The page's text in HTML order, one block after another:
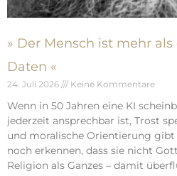
» Der Mensch ist mehr
Daten «
24. Juli 2026 Keine Kommentare
Wenn in 50 Jahren eine KI
jederzeit ansprechbar ist, Trost
und moralische Orientierung gibt
noch erkennen, dass sie nicht
Religion als Ganzes – damit